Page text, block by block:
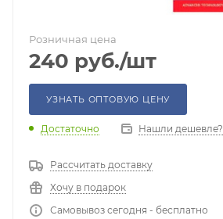
Розничная цена
240 руб./шт
УЗНАТЬ ОПТОВУЮ ЦЕНУ
Достаточно Нашли дешевле?
Рассчитать доставку
Хочу в подарок
Самовывоз сегодня - бесплатно